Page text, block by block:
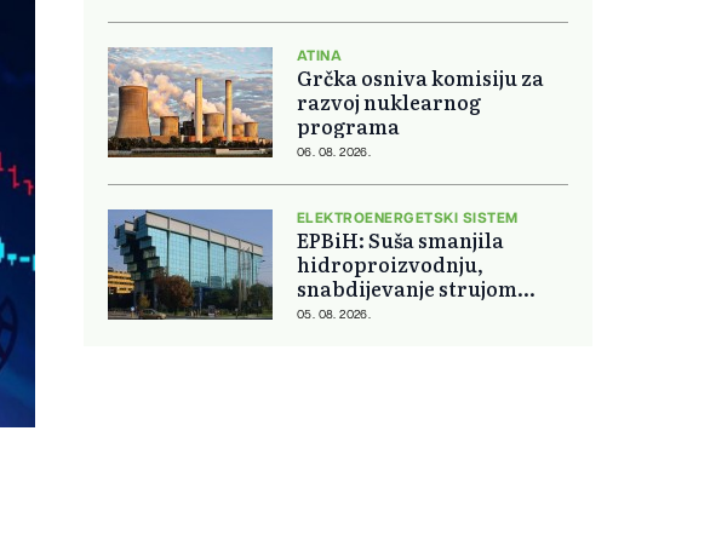
ATINA
Grčka osniva komisiju za
razvoj nuklearnog
programa
06. 08. 2026.
ELEKTROENERGETSKI SISTEM
EPBiH: Suša smanjila
hidroproizvodnju,
snabdijevanje strujom
ostaje stabilno
05. 08. 2026.